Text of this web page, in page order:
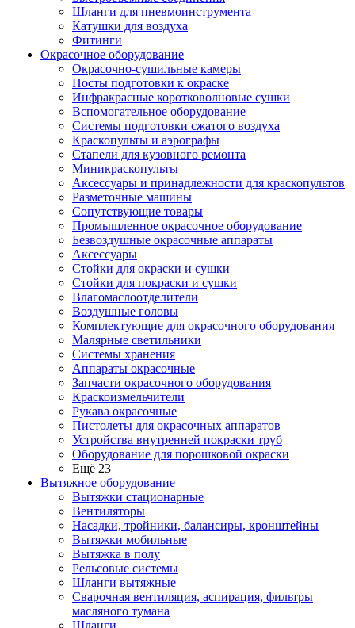
Шланги для пневмоинструмента
Катушки для воздуха
Фитинги
Окрасочное оборудование
Окрасочно-сушильные камеры
Посты подготовки к окраске
Инфракрасные коротковолновые сушки
Вспомогательное оборудование
Системы подготовки сжатого воздуха
Краскопульты и аэрографы
Стапели для кузовного ремонта
Миникраскопульты
Аксессуары и принадлежности для краскопультов
Разметочные машины
Сопутствующие товары
Промышленное окрасочное оборудование
Безвоздушные окрасочные аппараты
Аксессуары
Стойки для окраски и сушки
Стойки для покраски и сушки
Влагомаслоотделители
Воздушные головы
Комплектующие для окрасочного оборудования
Малярные светильники
Системы хранения
Аппараты окрасочные
Запчасти окрасочного оборудования
Краскоизмельчители
Рукава окрасочные
Пистолеты для окрасочных аппаратов
Устройства внутренней покраски труб
Оборудование для порошковой окраски
Ещё 23
Вытяжное оборудование
Вытяжки стационарные
Вентиляторы
Насадки, тройники, балансиры, кронштейны
Вытяжки мобильные
Вытяжка в полу
Рельсовые системы
Шланги вытяжные
Сварочная вентиляция, аспирация, фильтры
масляного тумана
Шланги